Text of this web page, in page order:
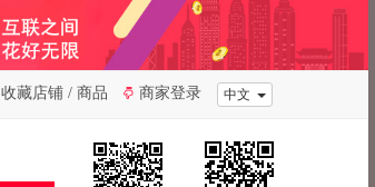
收藏店铺 / 商品 商家登录 中文